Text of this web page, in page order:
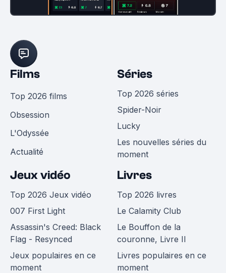
Films
Top 2026 films
Obsession
L'Odyssée
Actualité
Séries
Top 2026 séries
Spider-Noir
Lucky
Les nouvelles séries du
moment
Jeux vidéo
Top 2026 Jeux vidéo
007 First Light
Assassin's Creed: Black
Flag - Resynced
Jeux populaires en ce
moment
Livres
Top 2026 livres
Le Calamity Club
Le Bouffon de la
couronne, Livre II
Livres populaires en ce
moment